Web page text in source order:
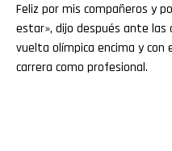
Feliz por mis compañeros y
estar», dijo después ante las
vuelta olímpica encima y
carrera como profesional.